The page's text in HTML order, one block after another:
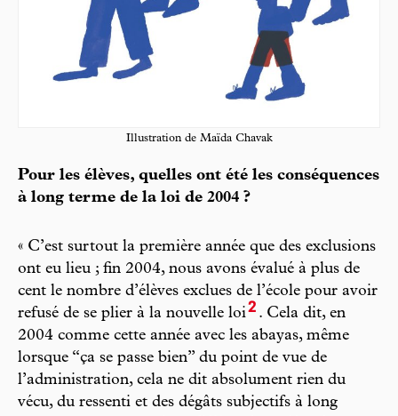
Illustration de Maïda Chavak
Pour les élèves, quelles ont été les conséquences
à long terme de la loi de 2004 ?
« C’est surtout la première année que des exclusions
ont eu lieu ; fin 2004, nous avons évalué à plus de
cent le nombre d’élèves exclues de l’école pour avoir
refusé de se plier à la nouvelle loi2 . Cela dit, en
2004 comme cette année avec les abayas, même
lorsque “ça se passe bien” du point de vue de
l’administration, cela ne dit absolument rien du
vécu, du ressenti et des dégâts subjectifs à long